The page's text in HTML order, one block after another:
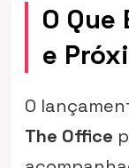
O
e
O
The Office